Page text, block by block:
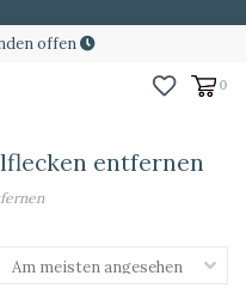
offen
0
entfernen